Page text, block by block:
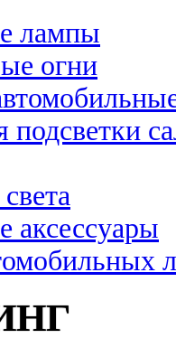
лампы
огни
аксессуары